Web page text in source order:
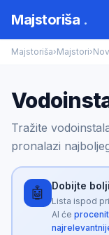
Majstoriša .
Majstoriša›Majstori›
Tražite
pronalazi
🤖 Dobijte
Lista ispod
AI će